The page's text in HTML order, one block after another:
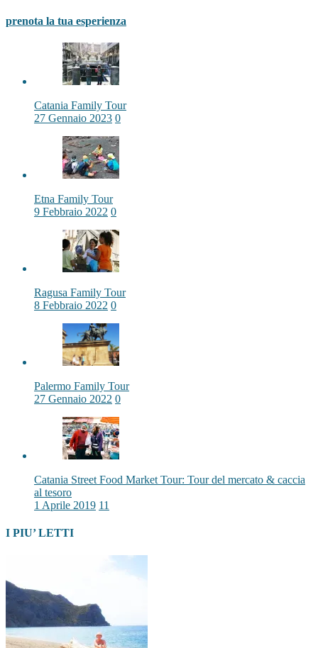
prenota la tua esperienza
Catania Family Tour
27 Gennaio 2023 0
Etna Family Tour
9 Febbraio 2022 0
Ragusa Family Tour
8 Febbraio 2022 0
Palermo Family Tour
27 Gennaio 2022 0
Catania Street Food Market Tour: Tour del mercato & caccia
al tesoro
1 Aprile 2019 11
I PIU’ LETTI